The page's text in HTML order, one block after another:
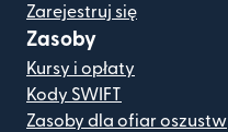
Zarejestruj się
Zasoby
Kursy i opłaty
Kody SWIFT
Zasoby dla ofiar oszustw